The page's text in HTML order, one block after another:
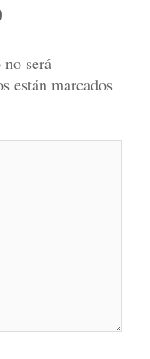
será
están marcados